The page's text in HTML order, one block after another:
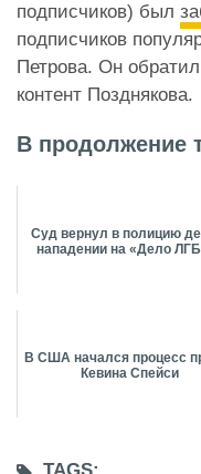
подписчиков) был
подписчиков
Петрова. Он
контент Позднякова.
В продолжение
Суд вернул в полицию
нападении на «Дело
В США начался процесс
Кевина Спейси